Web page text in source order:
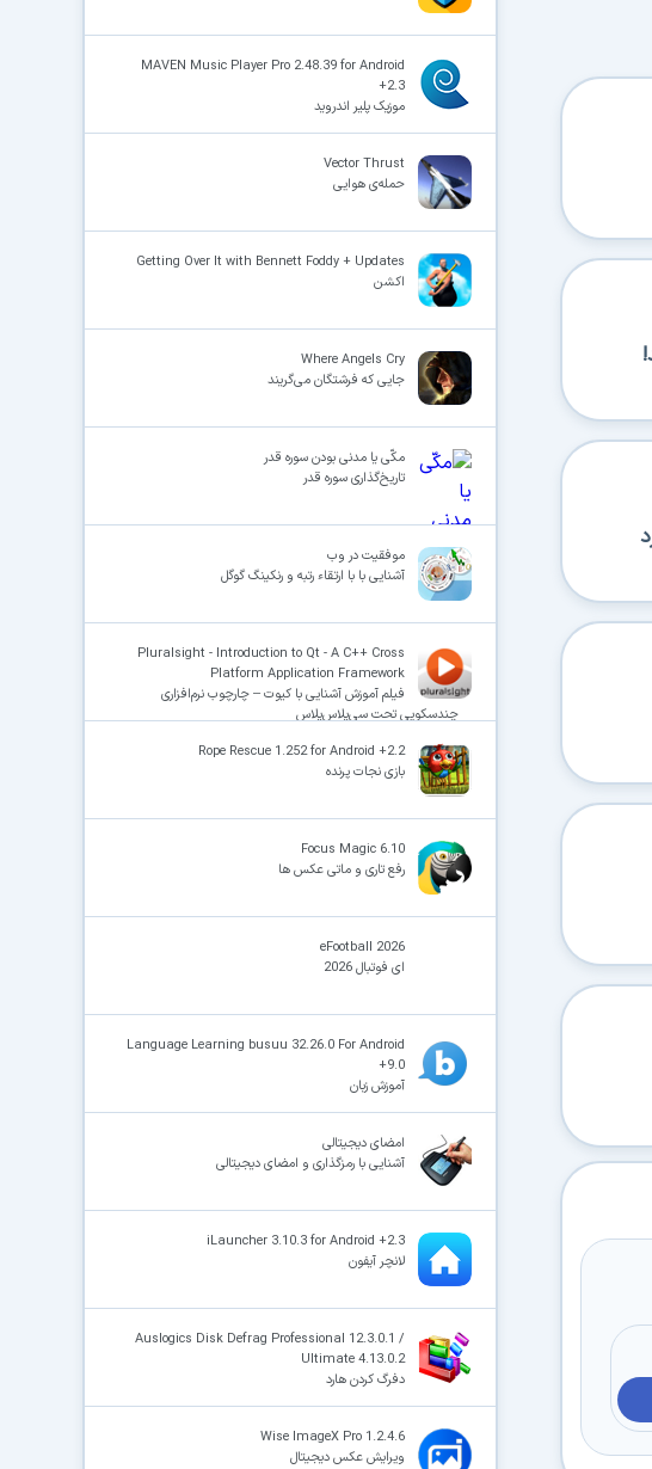
MAVEN Music Player Pro 2.48.39 for Android
+2.3
موزیک پلیر اندروید
Vector Thrust
حمله‌ی هوایی
Getting Over It with Bennett Foddy + Updates
اکشن
Where Angels Cry
جایی که فرشتگان می‌گریند
مکّی یا مدنی بودن سوره قدر
تاریخ‌گذاری سوره قدر
موفقیت در وب
آشنایی با با ارتقاء رتبه و رنکینگ گوگل
Pluralsight - Introduction to Qt - A C++ Cross
Platform Application Framework
فیلم آموزش آشنایی با کیوت – چارچوب نرم‌افزاری
چندسکویی تحت سی‌پلاس‌پلاس
Rope Rescue 1.252 for Android +2.2
بازی نجات پرنده
Focus Magic 6.10
رفع تاری و ماتی عکس ها
eFootball 2026
ای فوتبال 2026
Language Learning busuu 32.26.0 For Android
+9.0
آموزش زبان
امضای دیجیتالی
آشنایی با رمزگذاری و امضای دیجیتالی
iLauncher 3.10.3 for Android +2.3
لانچر آیفون
Auslogics Disk Defrag Professional 12.3.0.1 /
Ultimate 4.13.0.2
دفرگ کردن هارد
Wise ImageX Pro 1.2.4.6
ویرایش عکس دیجیتال